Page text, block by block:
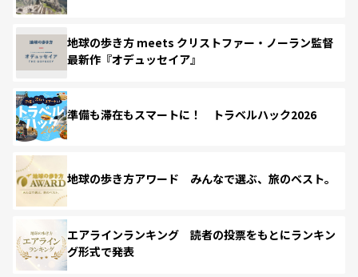
地球の歩き方 meets クリストファー・ノーラン監督
最新作『オデュッセイア』
準備も滞在もスマートに！ トラベルハック2026
地球の歩き方アワード みんなで選ぶ、旅のベスト。
エアラインランキング 読者の投票をもとにランキン
グ形式で発表